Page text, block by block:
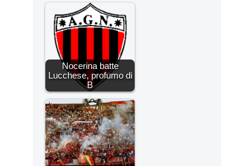
Nocerina batte
Lucchese, profumo di
B